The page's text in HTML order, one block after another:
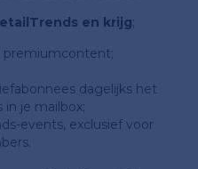
en krijg;
premiumcontent;
dagelijks het
in je mailbox;
events, exclusief voor